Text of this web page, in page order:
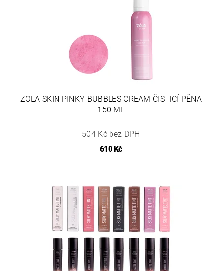
ZOLA SKIN PINKY BUBBLES CREAM ČISTICÍ PĚNA
150 ML
504 Kč bez DPH
610 Kč